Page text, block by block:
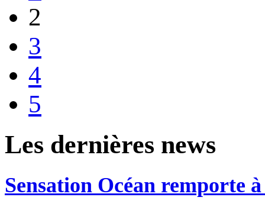
2
3
4
5
Les dernières news
Sensation Océan remporte